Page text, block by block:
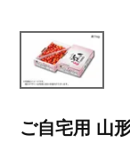
ご自宅用 山